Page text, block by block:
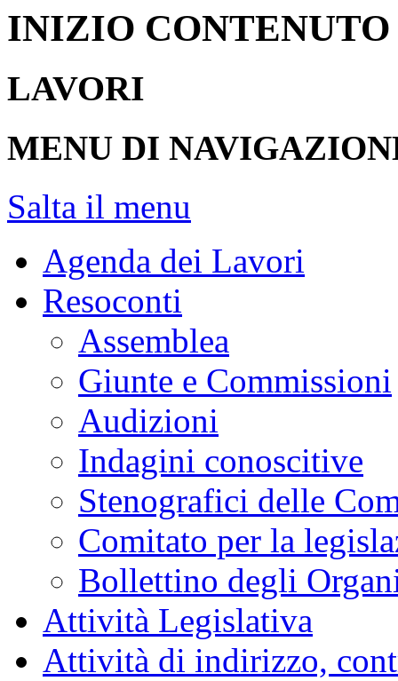
INIZIO CONTENUTO
LAVORI
MENU DI
Salta il menu
Agenda dei Lavori
Resoconti
Assemblea
Giunte e Commissioni
Audizioni
Indagini conoscitive
Stenografici delle
Comitato per la
Bollettino degli
Attività Legislativa
Attività di indirizzo,